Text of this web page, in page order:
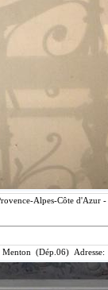
Alpes-Côte d'Azur
(Dép.06) Adresse: